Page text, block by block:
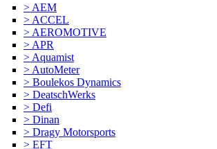
> AEM
> ACCEL
> AEROMOTIVE
> APR
> Aquamist
> AutoMeter
> Boulekos Dynamics
> DeatschWerks
> Defi
> Dinan
> Dragy Motorsports
> EFT